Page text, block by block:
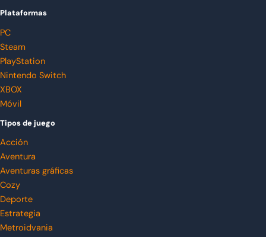
Plataformas
PC
Steam
PlayStation
Nintendo Switch
XBOX
Móvil
Tipos de juego
Acción
Aventura
Aventuras gráficas
Cozy
Deporte
Estrategia
Metroidvania